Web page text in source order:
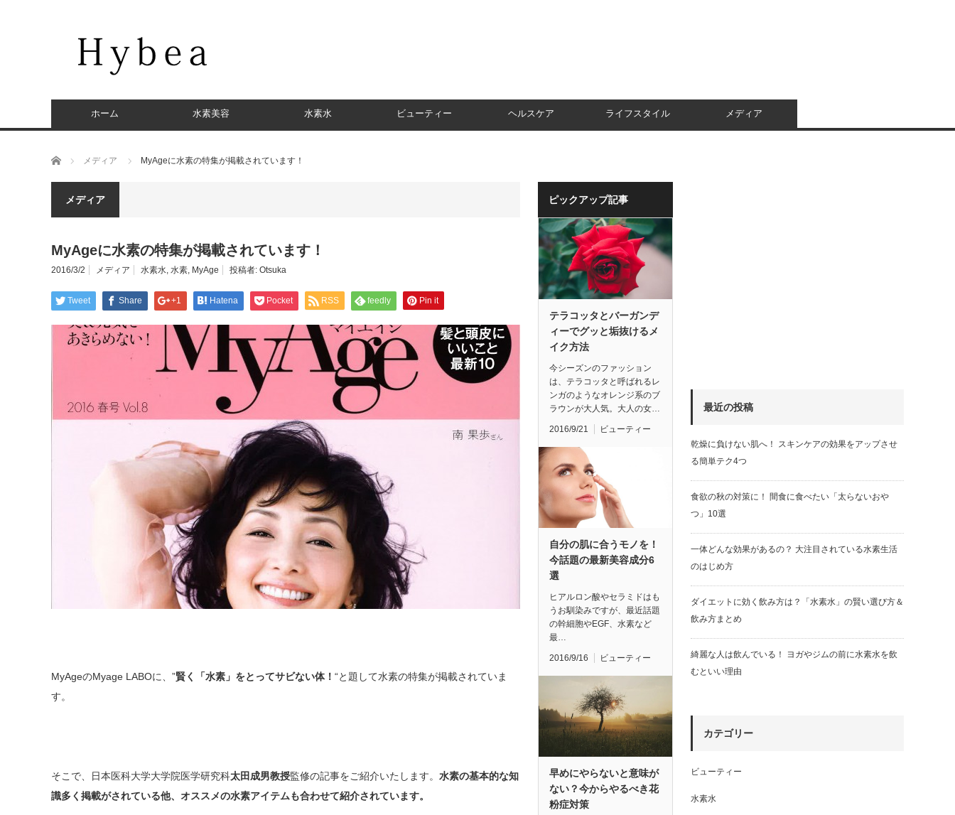
ホーム 水素美容 水素水 ビューティー ヘルスケア ライフスタイル メディア
ホーム メディア MyAgeに水素の特集が掲載されています！
メディア
MyAgeに水素の特集が掲載されています！
2016/3/2 メディア 水素水, 水素, MyAge 投稿者: Otsuka
Tweet Share +1 Hatena Pocket RSS feedly Pin it
MyAgeのMyage LABOに、”賢く「水素」をとってサビない体！ “と題して水素の特集が掲載されていま
す。
そこで、日本医科大学大学院医学研究科太田成男教授監修の記事をご紹介いたします。 水素の基本的な知
識多く掲載がされている他、オススメの水素アイテムも合わせて紹介されています。
ピックアップ記事
テラコッタとバーガンデ
ィーでグッと垢抜けるメ
イク方法
今シーズンのファッション
は、テラコッタと呼ばれるレ
ンガのようなオレンジ系のブ
ラウンが大人気。大人の女…
2016/9/21 ビューティー
自分の肌に合うモノを！
今話題の最新美容成分6
選
ヒアルロン酸やセラミドはも
うお馴染みですが、最近話題
の幹細胞やEGF、水素など
最…
2016/9/16 ビューティー
早めにやらないと意味が
ない？今からやるべき花
粉症対策
最近の投稿
乾燥に負けない肌へ！ スキンケアの効果をアップさせ
る簡単テク4つ
食欲の秋の対策に！ 間食に食べたい「太らないおや
つ」10選
一体どんな効果があるの？ 大注目されている水素生活
のはじめ方
ダイエットに効く飲み方は？「水素水」の賢い選び方＆
飲み方まとめ
綺麗な人は飲んでいる！ ヨガやジムの前に水素水を飲
むといい理由
カテゴリー
ビューティー
水素水